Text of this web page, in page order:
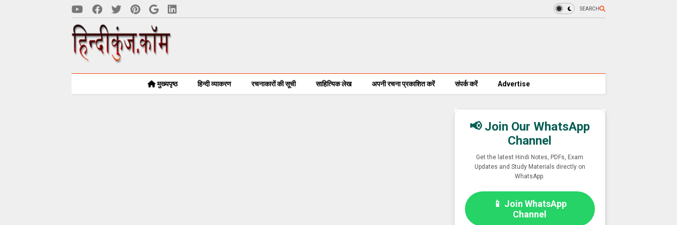
SEARCH
मुख्यपृष्ठ हिन्दी व्याकरण रचनाकारों की सूची साहित्यिक लेख अपनी रचना प्रकाशित करें संपर्क करें Advertise
📢 Join Our WhatsApp
Channel
Get the latest Hindi Notes, PDFs, Exam
Updates and Study Materials directly on
WhatsApp.
📱 Join WhatsApp
Channel